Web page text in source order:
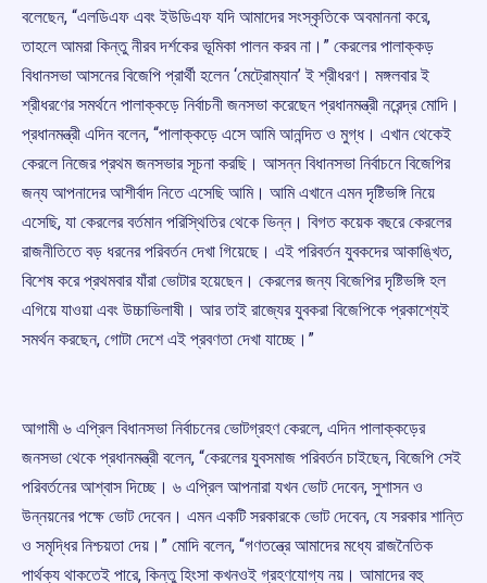
বলেছেন, “এলডিএফ এবং ইউডিএফ যদি আমাদের সংস্কৃতিকে অবমাননা করে,
তাহলে আমরা কিন্তু নীরব দর্শকের ভূমিকা পালন করব না।” কেরলের পালাক্কড়
বিধানসভা আসনের বিজেপি প্রার্থী হলেন ‘মেট্রোম্যান’ ই শ্রীধরণ। মঙ্গলবার ই
শ্রীধরণের সমর্থনে পালাক্কড়ে নির্বাচনী জনসভা করেছেন প্রধানমন্ত্রী নরেন্দ্র মোদি।
প্রধানমন্ত্রী এদিন বলেন, “পালাক্কড়ে এসে আমি আনন্দিত ও মুগ্ধ। এখান থেকেই
কেরলে নিজের প্রথম জনসভার সূচনা করছি। আসন্ন বিধানসভা নির্বাচনে বিজেপির
জন্য আপনাদের আশীর্বাদ নিতে এসেছি আমি। আমি এখানে এমন দৃষ্টিভঙ্গি নিয়ে
এসেছি, যা কেরলের বর্তমান পরিস্থিতির থেকে ভিন্ন। বিগত কয়েক বছরে কেরলের
রাজনীতিতে বড় ধরনের পরিবর্তন দেখা গিয়েছে। এই পরিবর্তন যুবকদের আকাঙ্খিত,
বিশেষ করে প্রথমবার যাঁরা ভোটার হয়েছেন। কেরলের জন্য বিজেপির দৃষ্টিভঙ্গি হল
এগিয়ে যাওয়া এবং উচ্চাভিলাষী। আর তাই রাজ্যের যুবকরা বিজেপিকে প্রকাশ্যেই
সমর্থন করছেন, গোটা দেশে এই প্রবণতা দেখা যাচ্ছে।”
আগামী ৬ এপ্রিল বিধানসভা নির্বাচনের ভোটগ্রহণ কেরলে, এদিন পালাক্কড়ের
জনসভা থেকে প্রধানমন্ত্রী বলেন, “কেরলের যুবসমাজ পরিবর্তন চাইছেন, বিজেপি সেই
পরিবর্তনের আশ্বাস দিচ্ছে। ৬ এপ্রিল আপনারা যখন ভোট দেবেন, সুশাসন ও
উন্নয়নের পক্ষে ভোট দেবেন। এমন একটি সরকারকে ভোট দেবেন, যে সরকার শান্তি
ও সমৃদ্ধির নিশ্চয়তা দেয়।” মোদি বলেন, “গণতন্ত্রে আমাদের মধ্যে রাজনৈতিক
পার্থক্য থাকতেই পারে, কিন্তু হিংসা কখনওই গ্রহণযোগ্য নয়। আমাদের বহু